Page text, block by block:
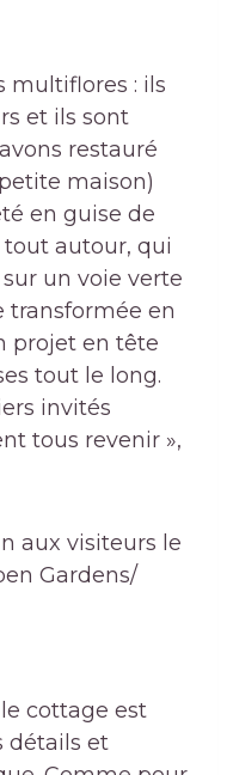
multiflores : ils
et ils sont
restauré
maison)
en guise de
tout autour, qui
un voie verte
transformée en
projet en tête
tout le long.
invités
tous revenir »,
aux visiteurs le
Gardens/
cottage est
détails et